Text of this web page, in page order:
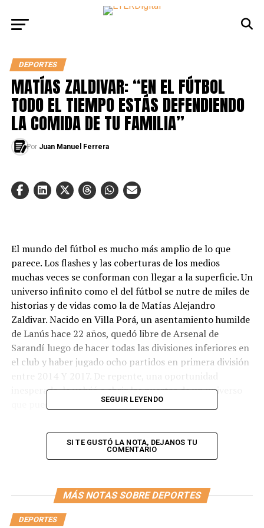
DEPORTES
MATÍAS ZALDIVAR: “EN EL FÚTBOL
TODO EL TIEMPO ESTÁS DEFENDIENDO
LA COMIDA DE TU FAMILIA”
Por Juan Manuel Ferrera
El mundo del fútbol es mucho más amplio de lo que
parece. Los flashes y las coberturas de los medios
muchas veces se conforman con llegar a la superficie. Un
universo infinito como el del fútbol se nutre de miles de
historias y de vidas como la de Matías Alejandro
Zaldivar. Nacido en Villa Porá, un asentamiento humilde
de Lanús hace 22 años, quedó libre de Arsenal de
Sarandí luego de hacer todas las divisiones inferiores en
el club y haber jugado ocho partidos en primera división
entre 2014 Y 2017. De repente, una oportunidad
inesperada, le volvió a abrir las puertas de un universo
que puede ser tan maravilloso como cruel.
Originalmente publicada enGlobalonet
Juan Manuel Ferrara
en la actualidad?
-En el Rio Grande Valley Toros de la segunda división del
SEGUIR LEYENDO
SI TE GUSTÓ LA NOTA, DEJANOS TU
COMENTARIO
MÁS NOTAS SOBRE DEPORTES
DEPORTES